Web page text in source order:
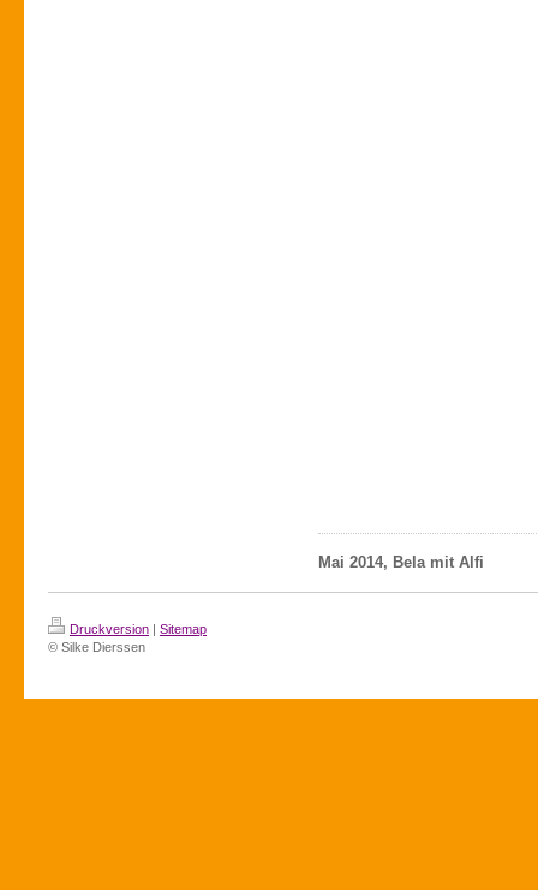
Mai 2014, Bela mit Alfi
Druckversion | Sitemap
© Silke Dierssen